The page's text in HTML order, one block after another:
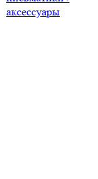
аксессуары